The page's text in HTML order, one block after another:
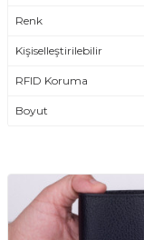
Renk
Kişiselleştirilebilir
RFID Koruma
Boyut